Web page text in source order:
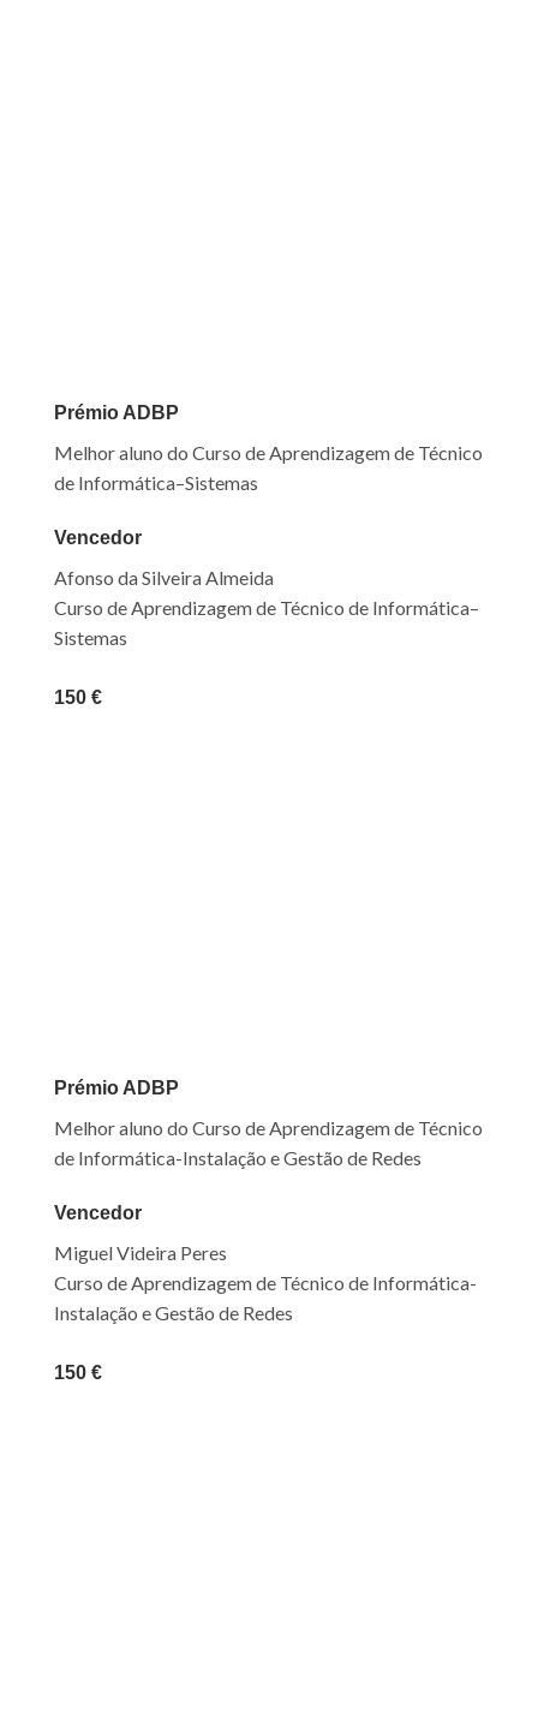
Prémio ADBP
Melhor aluno do Curso de Aprendizagem de Técnico
de Informática–Sistemas
Vencedor
Afonso da Silveira Almeida
Curso de Aprendizagem de Técnico de Informática–
Sistemas
150 €
Prémio ADBP
Melhor aluno do Curso de Aprendizagem de Técnico
de Informática-Instalação e Gestão de Redes
Vencedor
Miguel Videira Peres
Curso de Aprendizagem de Técnico de Informática-
Instalação e Gestão de Redes
150 €